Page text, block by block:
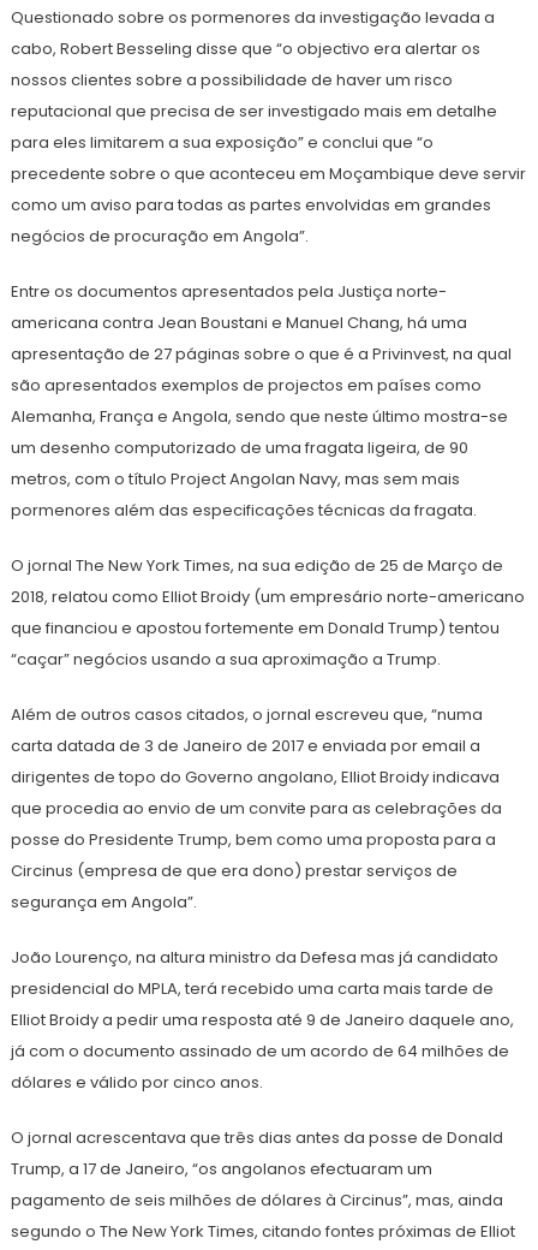
Questionado sobre os pormenores da investigação levada a
cabo, Robert Besseling disse que “o objectivo era alertar os
nossos clientes sobre a possibilidade de haver um risco
reputacional que precisa de ser investigado mais em detalhe
para eles limitarem a sua exposição” e conclui que “o
precedente sobre o que aconteceu em Moçambique deve servir
como um aviso para todas as partes envolvidas em grandes
negócios de procuração em Angola”.
Entre os documentos apresentados pela Justiça norte-
americana contra Jean Boustani e Manuel Chang, há uma
apresentação de 27 páginas sobre o que é a Privinvest, na qual
são apresentados exemplos de projectos em países como
Alemanha, França e Angola, sendo que neste último mostra-se
um desenho computorizado de uma fragata ligeira, de 90
metros, com o título Project Angolan Navy, mas sem mais
pormenores além das especificações técnicas da fragata.
O jornal The New York Times, na sua edição de 25 de Março de
2018, relatou como Elliot Broidy (um empresário norte-americano
que financiou e apostou fortemente em Donald Trump) tentou
“caçar” negócios usando a sua aproximação a Trump.
Além de outros casos citados, o jornal escreveu que, “numa
carta datada de 3 de Janeiro de 2017 e enviada por email a
dirigentes de topo do Governo angolano, Elliot Broidy indicava
que procedia ao envio de um convite para as celebrações da
posse do Presidente Trump, bem como uma proposta para a
Circinus (empresa de que era dono) prestar serviços de
segurança em Angola”.
João Lourenço, na altura ministro da Defesa mas já candidato
presidencial do MPLA, terá recebido uma carta mais tarde de
Elliot Broidy a pedir uma resposta até 9 de Janeiro daquele ano,
já com o documento assinado de um acordo de 64 milhões de
dólares e válido por cinco anos.
O jornal acrescentava que três dias antes da posse de Donald
Trump, a 17 de Janeiro, “os angolanos efectuaram um
pagamento de seis milhões de dólares à Circinus”, mas, ainda
segundo o The New York Times, citando fontes próximas de Elliot